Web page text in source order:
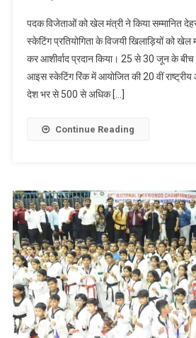
पदक विजेताओं को खेल मंत्री ने किया सम्मानित
स्केटिंग प्रतियोगिता के विजयी खिलाड़ियों को खेल
कर आशीर्वाद प्रदान किया। 25 से 30 जून के बीच
आइस स्केटिंग रिंक में आयोजित की 20 वीं राष्ट्रीय
देश भर से 500 से अधिक […]
Continue Reading